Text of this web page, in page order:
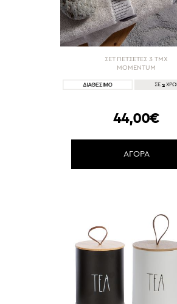
ΣΕΤ ΠΕΤΣΕΤΕΣ 3 ΤΜΧ
MOMENTUM
ΣΕ 2
44,00€
ΑΓΟΡΑ